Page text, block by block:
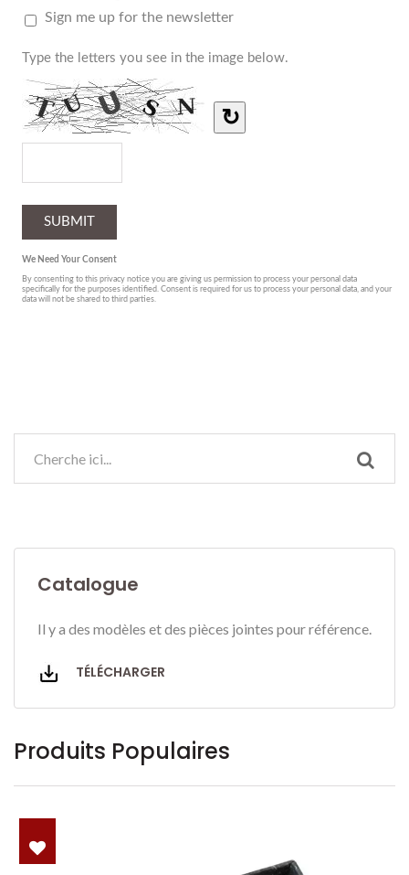
Catalogue
Il y a des modèles et des pièces jointes pour référence.
TÉLÉCHARGER
Produits Populaires